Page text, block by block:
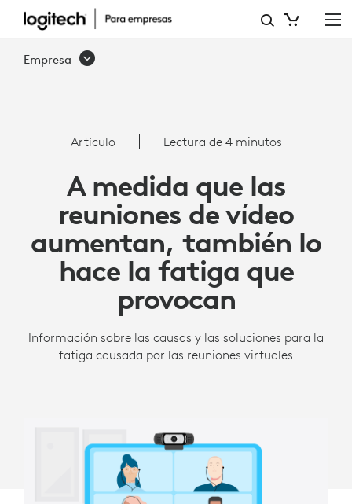
MEDIDA
REUNIONES
VÍDEO
AUMENTAN,
TAMBIÉN
LA
FATIGA
Empresa
Artículo Lectura de 4 minutos
A medida que las
reuniones de vídeo
aumentan, también lo
hace la fatiga que
provocan
Información sobre las causas y las soluciones para la
fatiga causada por las reuniones virtuales